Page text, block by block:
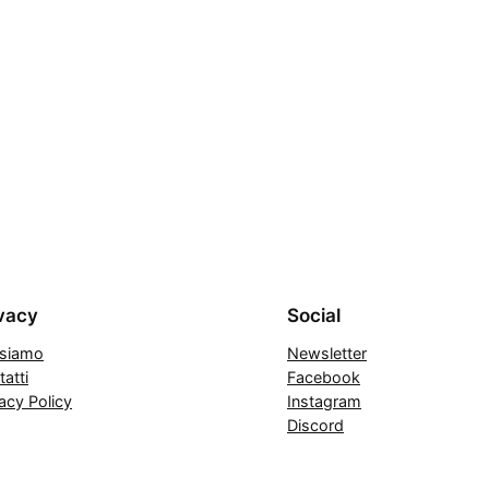
Policy
Social
Newsletter
Facebook
Instagram
Discord